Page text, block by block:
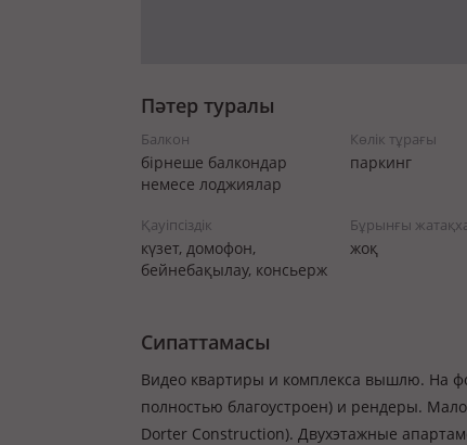
Пәтер туралы
Балкон
бірнеше балкондар
немесе лоджиялар
Көлік тұрағы
паркинг
Қауіпсіздік
күзет, домофон,
бейнебақылау, консьерж
Бұрынғы
жоқ
Сипаттамасы
Видео квартиры и комплекса вышлю. На
полностью благоустроен) и рендеры.
Dorter Construction). Двухэтажные